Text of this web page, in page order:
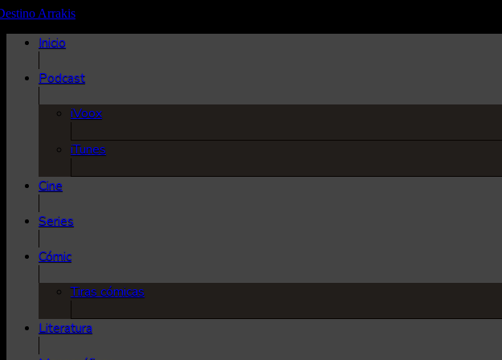
Inicio
Podcast
iVoox
iTunes
Cine
Series
Cómic
Tiras cómicas
Literatura